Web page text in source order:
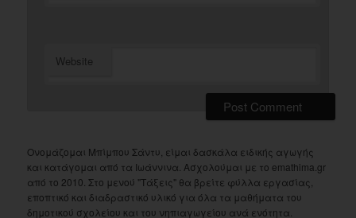
Website
Ονομάζομαι Μπίμπου Σάντυ, είμαι δασκάλα ειδικής αγωγής
και κατάγομαι από τα Ιωάννινα. Ασχολούμαι με το emathima.gr
από το 2010. Στο μενού "Τάξεις" θα βρείτε φύλλα εργασίας,
εποπτικό και διαδραστικό υλικό για όλα τα μαθήματα του
δημοτικού σχολείου και του νηπιαγωγείου ανά ενότητα.